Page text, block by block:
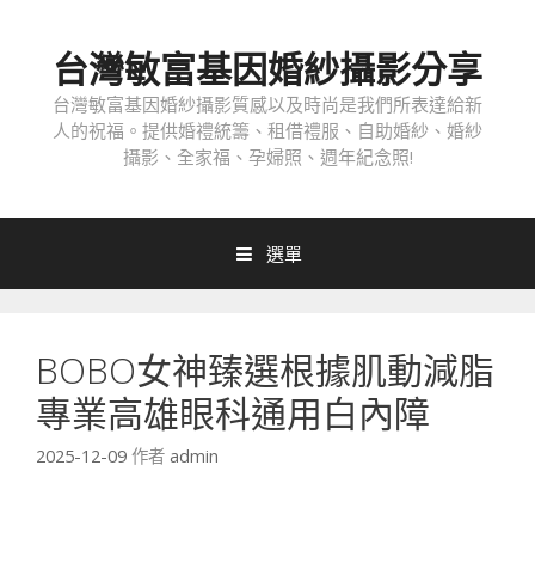
台灣敏富基因婚紗攝影分享
台灣敏富基因婚紗攝影質感以及時尚是我們所表達給新
人的祝福。提供婚禮統籌、租借禮服、自助婚紗、婚紗
攝影、全家福、孕婦照、週年紀念照!
選單
BOBO女神臻選根據肌動減脂
專業高雄眼科通用白內障
2025-12-09 作者 admin